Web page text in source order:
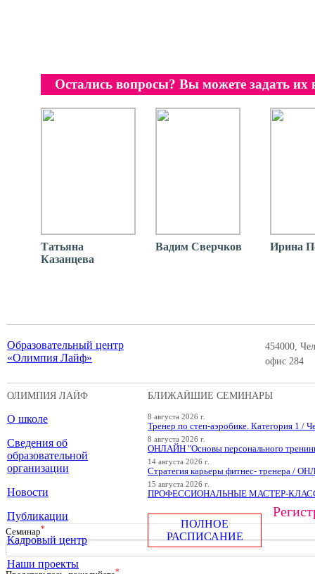
Остались вопросы? Вы можете задать
Татьяна
Казанцева
Вадим Сверчков Ирина
Образовательный центр
«Олимпия Лайф»
454000,
офис 284
ОЛИМПИЯ ЛАЙФ
О школе
Сведения об
образовательной
организации
Новости
Публикации
Кадровый центр
Наши проекты
БЛИЖАЙШИЕ СЕМИНАРЫ
8 августа 2026 г.
Тренер по степ-аэробике. Категория 1 /
8 августа 2026 г.
ОНЛАЙН "Основы персонального
14 августа 2026 г.
Стратегия карьеры фитнес- тренера /
15 августа 2026 г.
ПРОФЕССИОНАЛЬНЫЕ МАСТЕР-
ПОЛНОЕ
РАСПИСАНИЕ
Cеминар*
*